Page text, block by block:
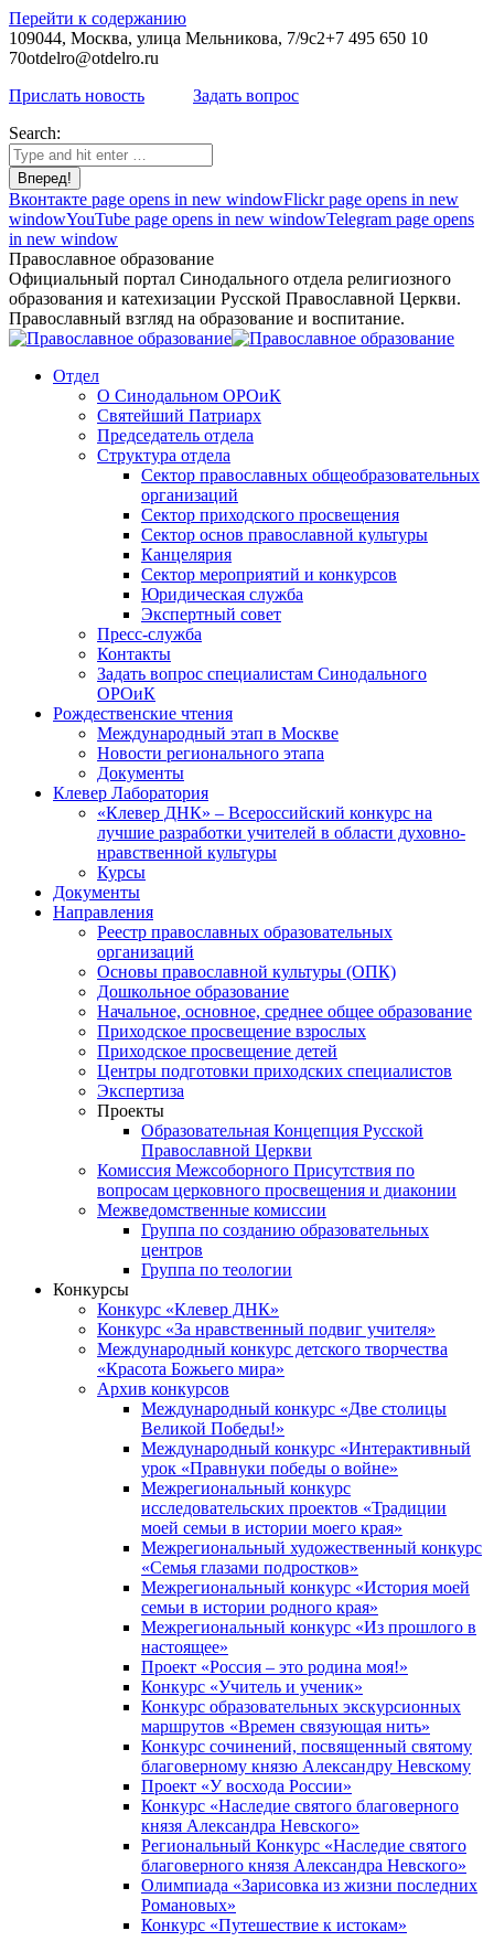
Перейти к содержанию
109044, Москва, улица Мельникова, 7/9с2+7 495 650 10
70otdelro@otdelro.ru
Прислать новость
Задать вопрос
Search:
Вконтакте page opens in new windowFlickr page opens in new
windowYouTube page opens in new windowTelegram page opens
in new window
Православное образование
Официальный портал Синодального отдела религиозного
образования и катехизации Русской Православной Церкви.
Православный взгляд на образование и воспитание.
Отдел
О Синодальном ОРОиК
Святейший Патриарх
Председатель отдела
Структура отдела
Сектор православных общеобразовательных
организаций
Сектор приходского просвещения
Сектор основ православной культуры
Канцелярия
Сектор мероприятий и конкурсов
Юридическая служба
Экспертный совет
Пресс-служба
Контакты
Задать вопрос специалистам Синодального
ОРОиК
Рождественские чтения
Международный этап в Москве
Новости регионального этапа
Документы
Клевер Лаборатория
«Клевер ДНК» – Всероссийский конкурс на
лучшие разработки учителей в области духовно-
нравственной культуры
Курсы
Документы
Направления
Реестр православных образовательных
организаций
Основы православной культуры (ОПК)
Дошкольное образование
Начальное, основное, среднее общее образование
Приходское просвещение взрослых
Приходское просвещение детей
Центры подготовки приходских специалистов
Экспертиза
Проекты
Образовательная Концепция Русской
Православной Церкви
Комиссия Межсоборного Присутствия по
вопросам церковного просвещения и диаконии
Межведомственные комиссии
Группа по созданию образовательных
центров
Группа по теологии
Конкурсы
Конкурс «Клевер ДНК»
Конкурс «За нравственный подвиг учителя»
Международный конкурс детского творчества
«Красота Божьего мира»
Архив конкурсов
Международный конкурс «Две столицы
Великой Победы!»
Международный конкурс «Интерактивный
урок «Правнуки победы о войне»
Межрегиональный конкурс
исследовательских проектов «Традиции
моей семьи в истории моего края»
Межрегиональный художественный конкурс
«Семья глазами подростков»
Межрегиональный конкурс «История моей
семьи в истории родного края»
Межрегиональный конкурс «Из прошлого в
настоящее»
Проект «Россия – это родина моя!»
Конкурс «Учитель и ученик»
Конкурс образовательных экскурсионных
маршрутов «Времен связующая нить»
Конкурс сочинений, посвященный святому
благоверному князю Александру Невскому
Проект «У восхода России»
Конкурс «Наследие святого благоверного
князя Александра Невского»
Региональный Конкурс «Наследие святого
благоверного князя Александра Невского»
Олимпиада «Зарисовка из жизни последних
Романовых»
Конкурс «Путешествие к истокам»